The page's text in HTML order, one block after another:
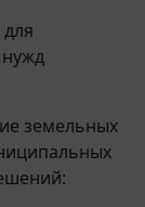
земельных